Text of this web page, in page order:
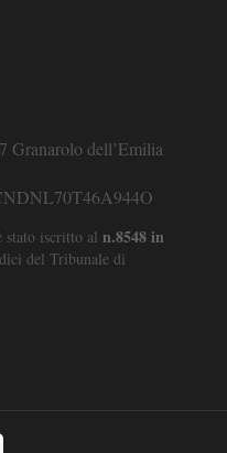
Granarolo dell’Emilia
stato iscritto al n.8548 in
del Tribunale di